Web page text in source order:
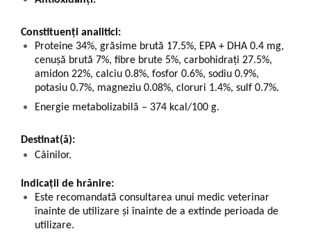
Constituenți analitici:
Proteine 34%, grăsime brută 17.5%, EPA + DHA 0.4 mg,
cenușă brută 7%, fibre brute 5%, carbohidrați 27.5%,
amidon 22%, calciu 0.8%, fosfor 0.6%, sodiu 0.9%,
potasiu 0.7%, magneziu 0.08%, cloruri 1.4%, sulf 0.7%.
Energie metabolizabilă – 374 kcal/100 g.
Destinat(ă):
Câinilor.
Indicații de hrănire:
Este recomandată consultarea unui medic veterinar
înainte de utilizare și înainte de a extinde perioada de
utilizare.